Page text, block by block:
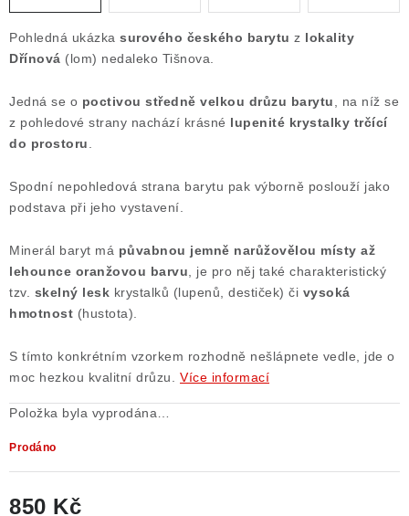
Ochrana osobních údajů
Formulář pro uplatnění reklamace
Formulář pro odstoupení od smlouvy
Pohledná ukázka surového českého barytu z lokality
Dřínová (lom) nedaleko Tišnova.
Jedná se o poctivou středně velkou drůzu barytu , na níž se
z pohledové strany nachází krásné lupenité krystalky trčící
do prostoru
Spodní nepohledová strana barytu pak výborně poslouží jako
podstava při jeho vystavení.
Minerál baryt má půvabnou jemně narůžovělou místy až
lehounce oranžovou barvu , je pro něj také charakteristický
tzv. skelný lesk krystalků (lupenů, destiček) či vysoká
hmotnost (hustota).
S tímto konkrétním vzorkem rozhodně nešlápnete vedle, jde o
moc hezkou kvalitní drůzu.
Více informací
Položka byla vyprodána…
Prodáno
850 Kč